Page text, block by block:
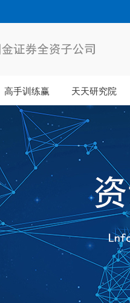
高手训练赢 天天研究院